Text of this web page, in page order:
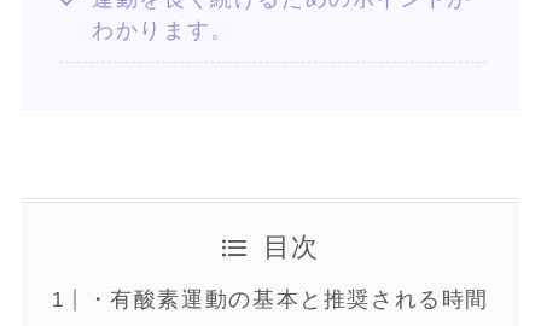
わかります。
目次
・有酸素運動の基本と推奨される時間